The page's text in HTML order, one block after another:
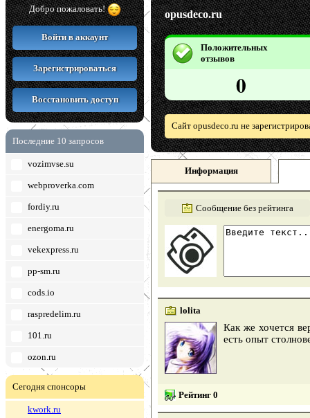
Добро пожаловать!
Войти в аккаунт
Зарегистрироваться
Восстановить доступ
Последние 10 запросов
vozimvse.su
webproverka.com
fordiy.ru
energoma.ru
vekexpress.ru
pp-sm.ru
cods.io
raspredelim.ru
101.ru
ozon.ru
Сегодня спонсоры
kwork.ru
opusdeco.ru
Положительных
отзывов
0
Сайт opusdeco.ru не
Информация
Сообщение без рейтинга
lolita
Как же хочется
есть опыт
Рейтинг 0